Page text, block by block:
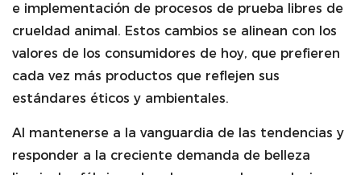
e implementación de procesos de prueba libres de
crueldad animal. Estos cambios se alinean con los
valores de los consumidores de hoy, que prefieren
cada vez más productos que reflejen sus
estándares éticos y ambientales.
Al mantenerse a la vanguardia de las tendencias y
responder a la creciente demanda de belleza